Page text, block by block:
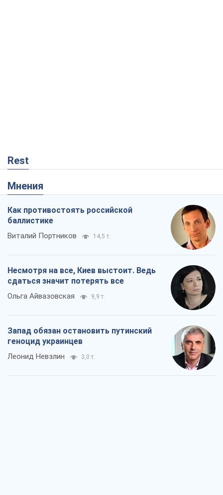
Rest
Мнения
Как противостоять российской
баллистике
Виталий Портников 14,5 т.
Несмотря на все, Киев выстоит. Ведь
сдаться значит потерять все
Ольга Айвазовская 9,9 т.
Запад обязан остановить путинский
геноцид украинцев
Леонид Невзлин 3,0 т.